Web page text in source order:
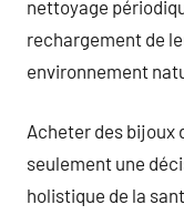
nettoyage
rechargement de
environnement
Acheter des bijoux
seulement une
holistique de la